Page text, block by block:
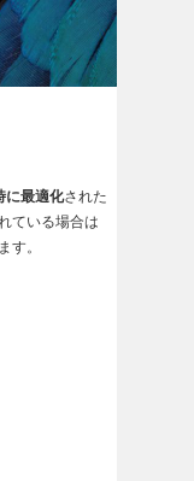
に最適化された
ている場合は
す。